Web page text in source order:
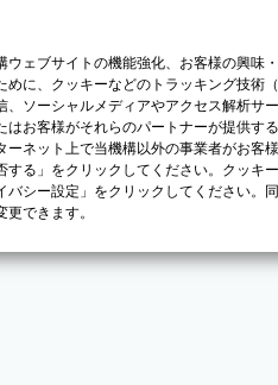
ウェブサイトの機能強化、お客様の興味
めに、クッキーなどのトラッキング技術
、ソーシャルメディアやアクセス解析サ
はお客様がそれらのパートナーが提供す
ーネット上で当機構以外の事業者がお客
する」をクリックしてください。クッキ
バシー設定」をクリックしてください。
できます。